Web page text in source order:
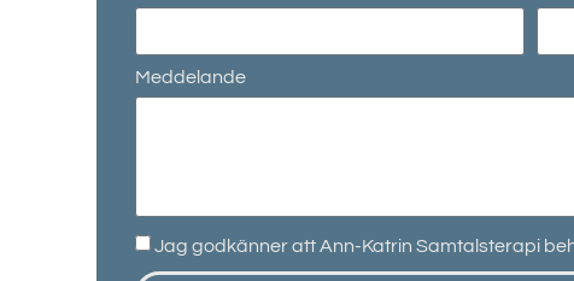
Meddelande
Jag godkänner att Ann-Katrin Samtalsterapi